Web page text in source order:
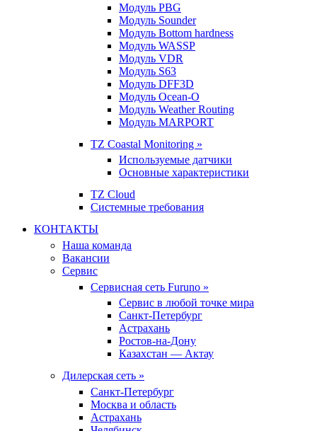
Модуль PBG
Модуль Sounder
Модуль Bottom hardness
Модуль WASSP
Модуль VDR
Модуль S63
Модуль DFF3D
Модуль Ocean-O
Модуль Weather Routing
Модуль MARPORT
TZ Coastal Monitoring »
Используемые датчики
Основные характеристики
TZ Cloud
Системные требования
КОНТАКТЫ
Наша команда
Вакансии
Сервис
Сервисная сеть Furuno »
Сервис в любой точке мира
Санкт-Петербург
Астрахань
Ростов-на-Дону
Казахстан — Актау
Дилерская сеть »
Санкт-Петербург
Москва и область
Астрахань